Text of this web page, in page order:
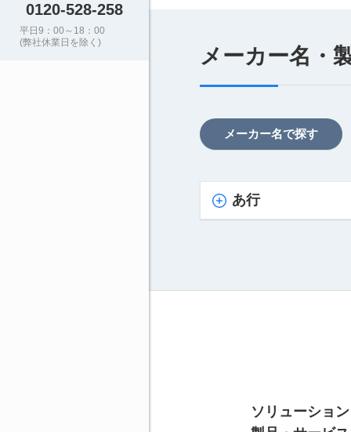
0120-528-258
平日9：00～18：00
(弊社休業日を除く)
メーカー名・
メーカー名で探す
あ行
ソリューション